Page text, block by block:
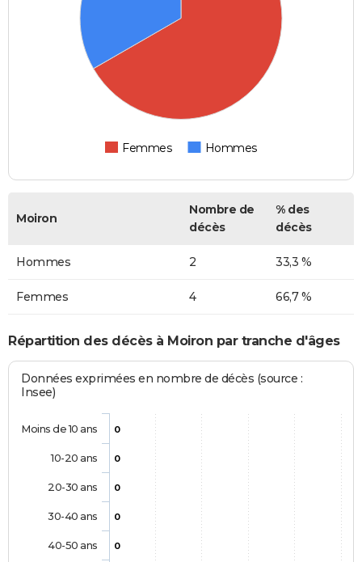
Femmes Hommes
Moiron
Nombre de
décès
% des
décès
Hommes 2 33,3 %
Femmes 4 66,7 %
Répartition des décès à Moiron par tranche d'âges
Données exprimées en nombre de décès (source :
Insee)
0
0
0
0
0
Moins de 10 ans
10-20 ans
20-30 ans
30-40 ans
40-50 ans